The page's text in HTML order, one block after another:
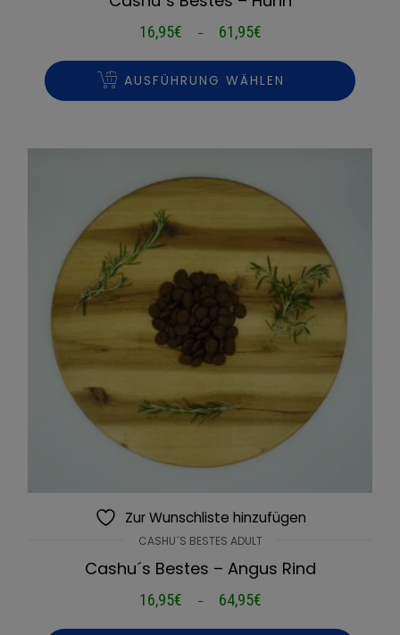
16,95€ – 61,95€
bis
AUSFÜHRUNG WÄHLEN
Zur Wunschliste hinzufügen
CASHU´S BESTES ADULT
Cashu´s Bestes – Angus Rind
16,95€ – 64,95€